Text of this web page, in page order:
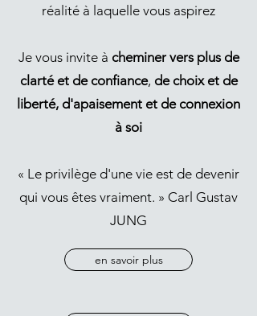
réalité à laquelle vous aspirez
Je vous invite à cheminer vers plus de
clarté et de confiance, de choix et de
liberté, d'apaisement et de connexion
à soi
« Le privilège d'une vie est de devenir
qui vous êtes vraiment. » Carl Gustav
JUNG
en savoir plus